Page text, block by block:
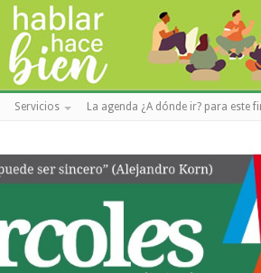
Servicios La agenda ¿A dónde ir? para este